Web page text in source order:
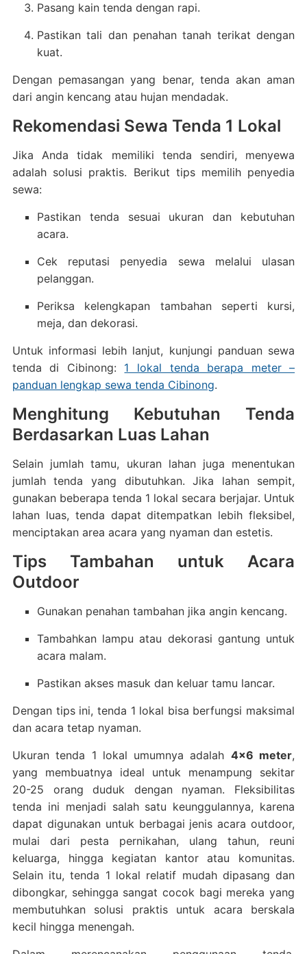
Pasang kain tenda dengan rapi.
Pastikan tali dan penahan tanah terikat dengan
kuat.
Dengan pemasangan yang benar, tenda akan aman
dari angin kencang atau hujan mendadak.
Rekomendasi Sewa Tenda 1 Lokal
Jika Anda tidak memiliki tenda sendiri, menyewa
adalah solusi praktis. Berikut tips memilih penyedia
sewa:
Pastikan tenda sesuai ukuran dan kebutuhan
acara.
Cek reputasi penyedia sewa melalui ulasan
pelanggan.
Periksa kelengkapan tambahan seperti kursi,
meja, dan dekorasi.
Untuk informasi lebih lanjut, kunjungi panduan sewa
tenda di Cibinong: 1 lokal tenda berapa meter –
panduan lengkap sewa tenda Cibinong.
Menghitung Kebutuhan Tenda
Berdasarkan Luas Lahan
Selain jumlah tamu, ukuran lahan juga menentukan
jumlah tenda yang dibutuhkan. Jika lahan sempit,
gunakan beberapa tenda 1 lokal secara berjajar. Untuk
lahan luas, tenda dapat ditempatkan lebih fleksibel,
menciptakan area acara yang nyaman dan estetis.
Tips Tambahan untuk Acara
Outdoor
Gunakan penahan tambahan jika angin kencang.
Tambahkan lampu atau dekorasi gantung untuk
acara malam.
Pastikan akses masuk dan keluar tamu lancar.
Dengan tips ini, tenda 1 lokal bisa berfungsi maksimal
dan acara tetap nyaman.
Ukuran tenda 1 lokal umumnya adalah 4×6 meter,
yang membuatnya ideal untuk menampung sekitar
20-25 orang duduk dengan nyaman. Fleksibilitas
tenda ini menjadi salah satu keunggulannya, karena
dapat digunakan untuk berbagai jenis acara outdoor,
mulai dari pesta pernikahan, ulang tahun, reuni
keluarga, hingga kegiatan kantor atau komunitas.
Selain itu, tenda 1 lokal relatif mudah dipasang dan
dibongkar, sehingga sangat cocok bagi mereka yang
membutuhkan solusi praktis untuk acara berskala
kecil hingga menengah.